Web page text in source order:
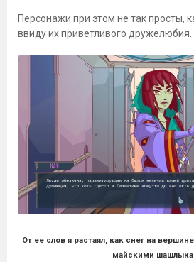
Персонажи при этом не так просты,
ввиду их приветливого дружелюбия.
От ее слов я растаял, как снег на
майскими